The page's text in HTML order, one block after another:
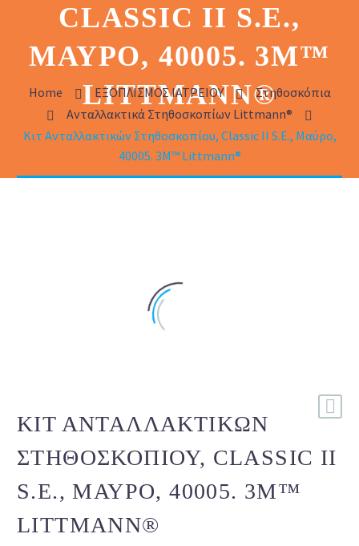
CLASSIC II S.E.,
ΜΑΎΡΟ, 40005. 3M™
LITTMANN®
Home ΕΞΟΠΛΙΣΜΟΣ ΙΑΤΡΕΙΟΥ
Στηθοσκόπια
Ανταλλακτικά Στηθοσκοπίων Littmann®
Κιτ Ανταλλακτικών Στηθοσκοπίου, Classic II S.E., Μαύρο,
40005. 3M™ Littmann®
ΚΙΤ ΑΝΤΑΛΛΑΚΤΙΚΏΝ
ΣΤΗΘΟΣΚΟΠΊΟΥ, CLASSIC II
S.E., ΜΑΎΡΟ, 40005. 3M™
LITTMANN®